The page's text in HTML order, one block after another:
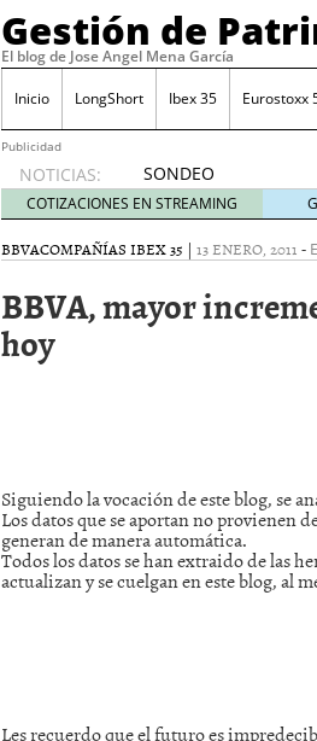
Gestión de
El blog de Jose Angel Mena García
Inicio LongShort Ibex 35 Eurostoxx
Publicidad
NOTICIAS:
SONDEO
IBEX35.
ACCESO
A LA
TODOS
Comprar y vender
SONDEO DIARIO
anuales. Se constata
mayo 28, 2013
Catalejo sobre IBEX35.
y a?n tienen recorrido
CATALEJO SOBRE
COTIZACIONES EN STREAMING
BBVACOMPAÑÍAS IBEX 35 | 13 ENERO, 2011 -
BBVA, mayor
hoy
Siguiendo la vocación de este blog, se
Los datos que se aportan no provienen
generan de manera automática.
Todos los datos se han extraido de las
actualizan y se cuelgan en este blog, al
Les recuerdo que el futuro es